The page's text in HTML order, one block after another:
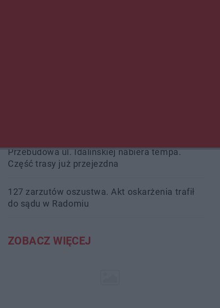
Przebudowa ul. Idalińskiej nabiera tempa.
Część trasy już przejezdna
127 zarzutów oszustwa. Akt oskarżenia trafił
do sądu w Radomiu
ZOBACZ WIĘCEJ